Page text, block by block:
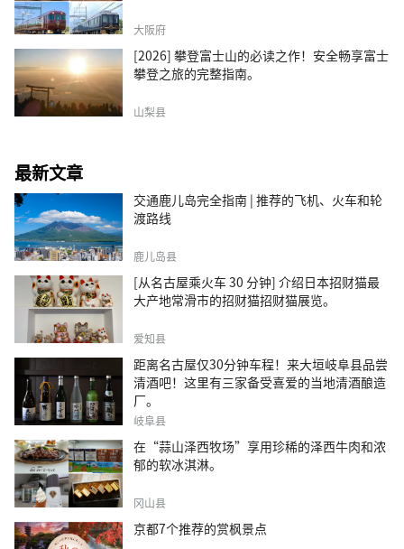
大阪府
[2026] 攀登富士山的必读之作！安全畅享富士
攀登之旅的完整指南。
山梨县
最新文章
交通鹿儿岛完全指南 | 推荐的飞机、火车和轮
渡路线
鹿儿岛县
[从名古屋乘火车 30 分钟] 介绍日本招财猫最
大产地常滑市的招财猫招财猫展览。
爱知县
距离名古屋仅30分钟车程！来大垣岐阜县品尝
清酒吧！这里有三家备受喜爱的当地清酒酿造
厂。
岐阜县
在“蒜山泽西牧场”享用珍稀的泽西牛肉和浓
郁的软冰淇淋。
冈山县
京都7个推荐的赏枫景点